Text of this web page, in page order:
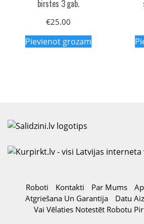
birstes 3 gab.
€25.00
Pievienot grozam
Roboti Kontakti Par Mums
Atgriešana Un Garantija
Datu
Vai Vēlaties Notestēt Robotu